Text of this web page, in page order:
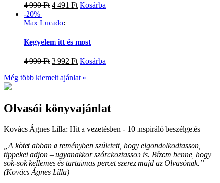
4 990Ft 4 491 Ft Kosárba
-20%
Max Lucado:
Kegyelem itt és most
4 990Ft 3 992 Ft Kosárba
Még több kiemelt ajánlat »
Olvasói könyvajánlat
Kovács Ágnes Lilla: Hit a vezetésben - 10 inspiráló beszélgetés
„A kötet abban a reményben született, hogy elgondolkodtasson,
tippeket adjon – ugyanakkor szórakoztasson is. Bízom benne, hogy
sok-sok kellemes és tartalmas percet szerez majd az Olvasónak.”
(Kovács Ágnes Lilla)